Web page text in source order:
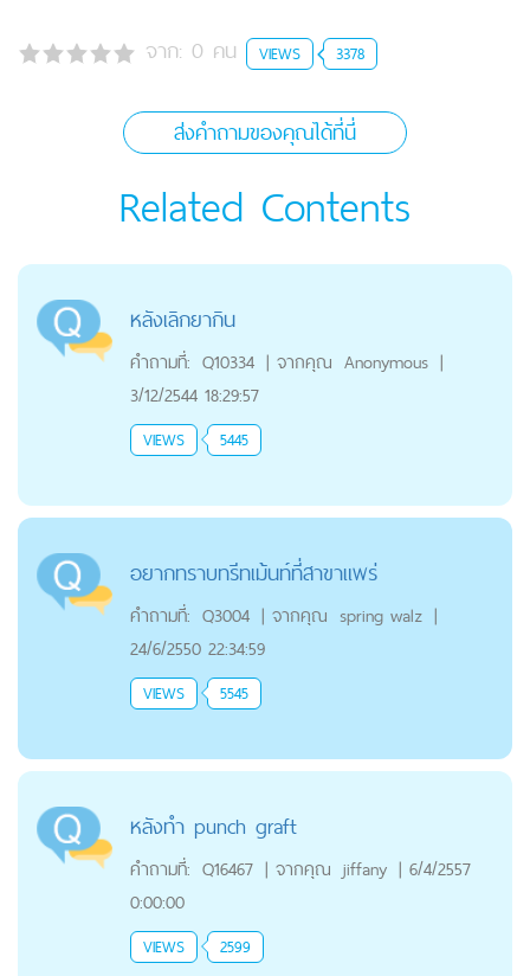
จาก: 0 คน VIEWS 3378
ส่งคำถามของคุณได้ที่นี่
Related Contents
หลังเลิกยากิน
คำถามที่: Q10334 | จากคุณ Anonymous |
3/12/2544 18:29:57
VIEWS 5445
อยากทราบทรีทเม้นท์ที่สาขาแพร่
คำถามที่: Q3004 | จากคุณ spring walz |
24/6/2550 22:34:59
VIEWS 5545
หลังทำ punch graft
คำถามที่: Q16467 | จากคุณ jiffany | 6/4/2557
0:00:00
VIEWS 2599